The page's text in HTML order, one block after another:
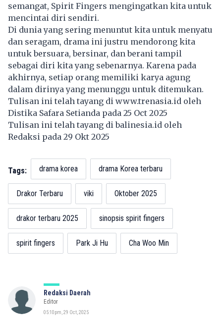
semangat, Spirit Fingers mengingatkan kita untuk
mencintai diri sendiri.
Di dunia yang sering menuntut kita untuk menyatu
dan seragam, drama ini justru mendorong kita
untuk bersuara, bersinar, dan berani tampil
sebagai diri kita yang sebenarnya. Karena pada
akhirnya, setiap orang memiliki karya agung
dalam dirinya yang menunggu untuk ditemukan.
Tulisan ini telah tayang di www.trenasia.id oleh
Distika Safara Setianda pada 25 Oct 2025
Tulisan ini telah tayang dibalinesia.id oleh
Redaksi pada 29 Okt 2025
Tags: drama korea drama Korea terbaru
Drakor Terbaru viki Oktober 2025
drakor terbaru 2025 sinopsis spirit fingers
spirit fingers Park Ji Hu Cha Woo Min
Redaksi Daerah
Editor
05:10pm, 29 Oct, 2025